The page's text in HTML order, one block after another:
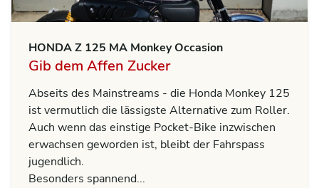
HONDA Z 125 MA Monkey Occasion
Gib dem Affen Zucker
Abseits des Mainstreams - die Honda Monkey 125
ist vermutlich die lässigste Alternative zum Roller.
Auch wenn das einstige Pocket-Bike inzwischen
erwachsen geworden ist, bleibt der Fahrspass
jugendlich.
Besonders spannend...